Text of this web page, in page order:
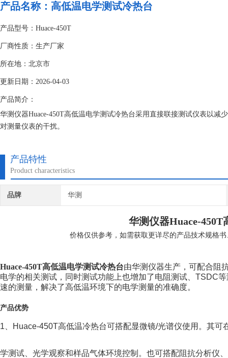
产品名称： 高低温电学测试冷热台
产品型号：Huace-450T
厂商性质：生产厂家
所在地：北京市
更新日期：2026-04-03
产品简介：
华测仪器Huace-450T高低温电学测试冷热台采用直接联接测试仪表以
对测量仪表的干扰。
产品特性
Product characteristics
品牌 华测
华测仪器Huace-450T
价格仅供参考，如需获取更详尽的产品技术规格
Huace-450T高低温电学测试冷热台由华测仪器生产， 可配合阻
电学的相关测试，同时测试功能上也增加了电阻测试、TSDC
速的测量，解决了高低温环境下的电学测量的准确度。
产品优势
1、Huace-450T高低温冷热台可搭配显微镜/光谱仪使用。其
学测试、光学观察和样品气体环境控制。也可搭配阻抗分析仪